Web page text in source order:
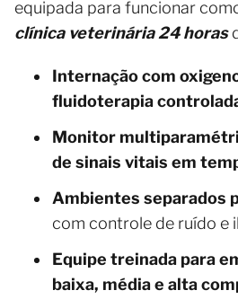
equipada para funcionar
clínica veterinária 24 horas
Internação com
fluidoterapia
Monitor
de sinais vitais em
Ambientes separados
com controle de ruído e
Equipe treinada para
baixa, média e alta